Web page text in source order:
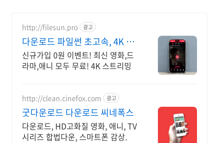
http://filesun.pro 광고
다운로드 파일썬 초고속, 4K 실
시간 보기!
신규가입 0원 이벤트! 최신 영화,드
라마,애니 모두 무료! 4K 스트리밍
http://clean.cinefox.com 광고
굿다운로드 다운로드 씨네폭스
다운로드, HD고화질 영화, 애니, TV
시리즈 합법다운, 스마트폰 감상.